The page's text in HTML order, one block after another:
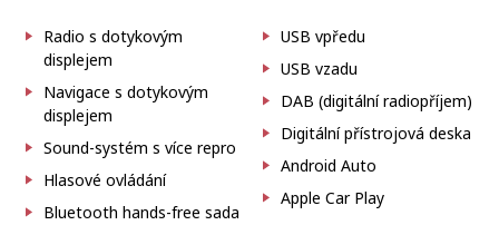
Radio s dotykovým
displejem
Navigace s dotykovým
displejem
Sound-systém s více repro
Hlasové ovládání
Bluetooth hands-free sada
USB vpředu
USB vzadu
DAB (digitální radiopříjem)
Digitální přístrojová deska
Android Auto
Apple Car Play